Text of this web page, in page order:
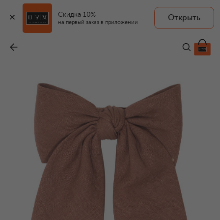
Скидка 10%
на первый заказ в приложении
Открыть